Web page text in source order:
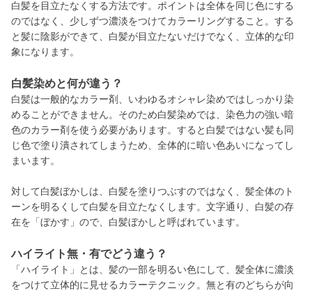
白髪を目立たなくする方法です。ポイントは全体を同じ色にする
のではなく、少しずつ濃淡をつけてカラーリングすること。する
と髪に陰影ができて、白髪が目立たないだけでなく、立体的な印
象になります。
白髪染めと何が違う？
白髪は一般的なカラー剤、いわゆるオシャレ染めではしっかり染
めることができません。そのため白髪染めでは、染色力の強い暗
色のカラー剤を使う必要があります。すると白髪ではない髪も同
じ色で塗り潰されてしまうため、全体的に暗い色あいになってし
まいます。
対して白髪ぼかしは、白髪を塗りつぶすのではなく、髪全体のト
ーンを明るくして白髪を目立たなくします。文字通り、白髪の存
在を「ぼかす」ので、白髪ぼかしと呼ばれています。
ハイライト無・有でどう違う？
「ハイライト」とは、髪の一部を明るい色にして、髪全体に濃淡
をつけて立体的に見せるカラーテクニック。無と有のどちらが向